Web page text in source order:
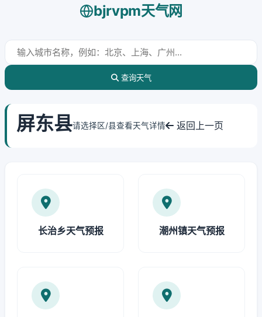
bjrvpm天气网
查询天气
屏东县请选择区/县查看天气详情 返回上一页
长治乡天气预报 潮州镇天气预报